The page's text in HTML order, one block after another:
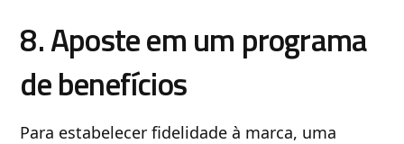
8. Aposte em um programa
de benefícios
Para estabelecer fidelidade à marca, uma